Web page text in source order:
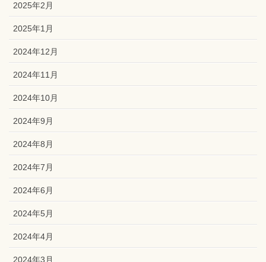
2025年2月
2025年1月
2024年12月
2024年11月
2024年10月
2024年9月
2024年8月
2024年7月
2024年6月
2024年5月
2024年4月
2024年3月